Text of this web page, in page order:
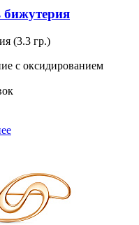
(3.3 гр.)
с оксидированием